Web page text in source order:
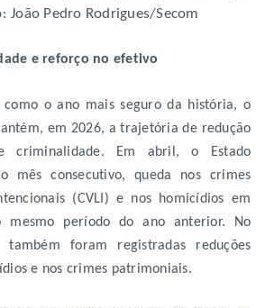
João Pedro Rodrigues/Secom
e reforço no efetivo
como o ano mais seguro da história, o
em 2026, a trajetória de redução
criminalidade. Em abril, o Estado
mês consecutivo, queda nos crimes
(CVLI) e nos homicídios em
mesmo período do ano anterior. No
foram registradas reduções
e nos crimes patrimoniais.